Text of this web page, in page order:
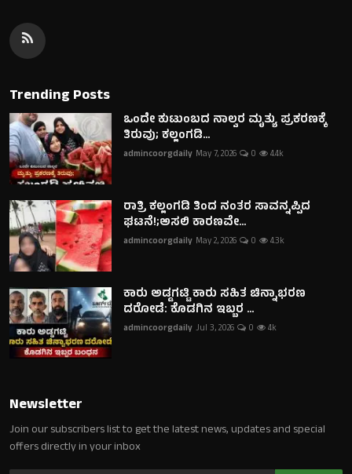
Trending Posts
ಒಂದೇ ಕುಟುಂಬದ ನಾಲ್ವರ ಮೃತ್ಯು ಪ್ರಕರಣಕ್ಕೆ
ತಿರುವು; ಕಲ್ಲಂಗಡಿ...
admincoorgdaily May 7, 2026 0 4.4k
ರಾತ್ರಿ ಕಲ್ಲಂಗಡಿ ತಿಂದ ನಂತರ ಸಾವನ್ನಪ್ಪಿದ
ಘಟನೆ!;ಅಸಲಿ ಕಾರಣವೇ...
admincoorgdaily May 2, 2026 0 4.3k
ಕಾರು ಅಡ್ಡಗಟ್ಟಿ ಕಾರು ಸಹಿತ ಚಿನ್ನಾಭರಣ
ದರೋಡೆ: ಕೊಡಗಿನ ಇಬ್ಬರ ...
admincoorgdaily Jul 3, 2026 0 4k
Newsletter
Join our subscribers list to get the latest news, updates and special
offers directly in your inbox